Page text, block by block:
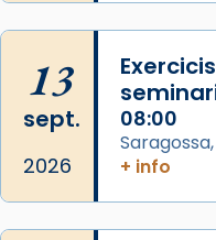
que les santes
Mataró en
...Ver más
Foto
View on Facebook
Arquebisbat
13
sept.
2026
08:00
+ info